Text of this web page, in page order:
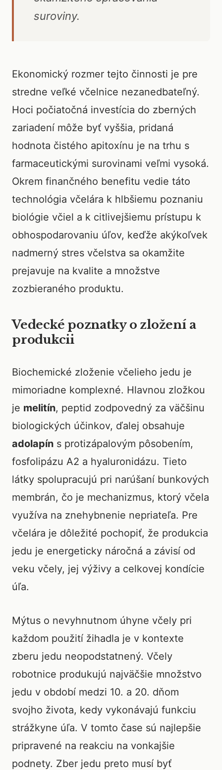
suroviny.
Ekonomický rozmer tejto činnosti je pre
stredne veľké včelnice nezanedbateľný.
Hoci počiatočná investícia do zberných
zariadení môže byť vyššia, pridaná
hodnota čistého apitoxínu je na trhu s
farmaceutickými surovinami veľmi vysoká.
Okrem finančného benefitu vedie táto
technológia včelára k hlbšiemu poznaniu
biológie včiel a k citlivejšiemu prístupu k
obhospodarovaniu úľov, keďže akýkoľvek
nadmerný stres včelstva sa okamžite
prejavuje na kvalite a množstve
zozbieraného produktu.
Vedecké poznatky o zložení a
produkcii
Biochemické zloženie včelieho jedu je
mimoriadne komplexné. Hlavnou zložkou
je melitín, peptid zodpovedný za väčšinu
biologických účinkov, ďalej obsahuje
adolapín s protizápalovým pôsobením,
fosfolipázu A2 a hyaluronidázu. Tieto
látky spolupracujú pri narúšaní bunkových
membrán, čo je mechanizmus, ktorý včela
využíva na znehybnenie nepriateľa. Pre
včelára je dôležité pochopiť, že produkcia
jedu je energeticky náročná a závisí od
veku včely, jej výživy a celkovej kondície
úľa.
Mýtus o nevyhnutnom úhyne včely pri
každom použití žihadla je v kontexte
zberu jedu neopodstatnený. Včely
robotnice produkujú najväčšie množstvo
jedu v období medzi 10. a 20. dňom
svojho života, kedy vykonávajú funkciu
strážkyne úľa. V tomto čase sú najlepšie
pripravené na reakciu na vonkajšie
podnety. Zber jedu preto musí byť